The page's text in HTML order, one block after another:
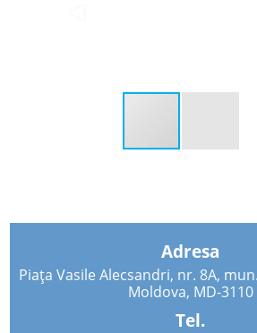
Adresa
Piața Vasile Alecsandri, nr. 8A,
Moldova, MD-3110
Tel.